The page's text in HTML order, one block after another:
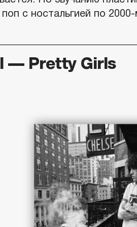
с ностальгией по
— Pretty Girls